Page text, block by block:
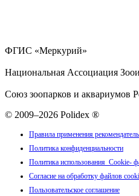
ФГИС «Меркурий»
Национальная Ассоциация
Союз зоопарков и аквариумов
© 2009–2026 Polidex ®
Правила применения
Политика конфиденциальности
Политика использования Cookie-
Согласие на обработку файлов
Пользовательское соглашение